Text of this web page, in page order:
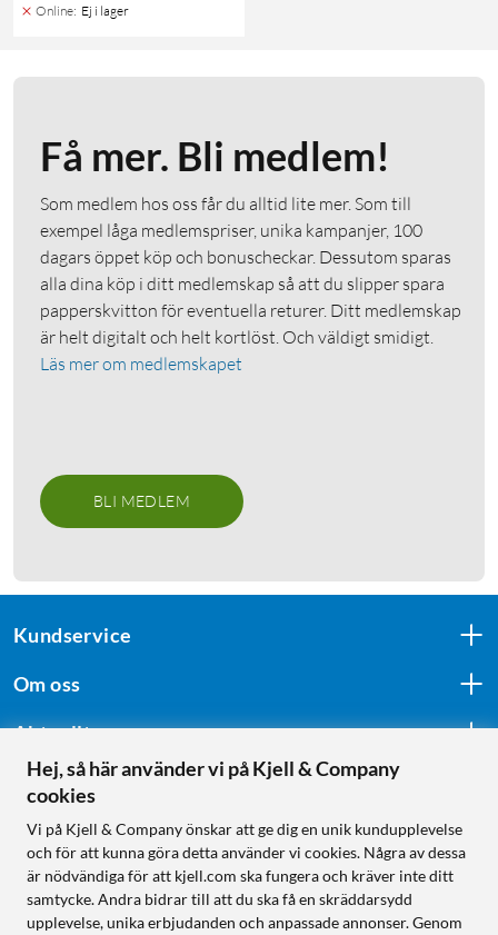
Online: Ej i lager
Få mer. Bli medlem!
Som medlem hos oss får du alltid lite mer. Som till
exempel låga medlemspriser, unika kampanjer, 100
dagars öppet köp och bonuscheckar. Dessutom sparas
alla dina köp i ditt medlemskap så att du slipper spara
papperskvitton för eventuella returer. Ditt medlemskap
är helt digitalt och helt kortlöst. Och väldigt smidigt.
Läs mer om medlemskapet
BLI MEDLEM
Kundservice
Om oss
Aktuellt
Följ oss
Handla från:
Hej, så här använder vi på Kjell & Company
cookies
Vi på Kjell & Company önskar att ge dig en unik kundupplevelse
och för att kunna göra detta använder vi cookies. Några av dessa
är nödvändiga för att kjell.com ska fungera och kräver inte ditt
samtycke. Andra bidrar till att du ska få en skräddarsydd
upplevelse, unika erbjudanden och anpassade annonser. Genom